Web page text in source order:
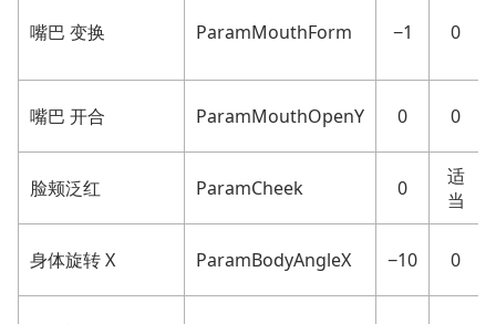
嘴巴 变换 ParamMouthForm −1 0
嘴巴 开合 ParamMouthOpenY 0 0
脸颊泛红 ParamCheek 0
适
当
身体旋转 X ParamBodyAngleX −10 0